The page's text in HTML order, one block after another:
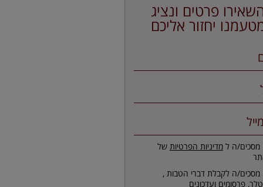
פרטים ונציג
יחזור אליכם
מסכים/ה למדיניות הפרטיות של
מסכים/ה לקבלת דברי הטבות ,
פרסומים ועדכונים